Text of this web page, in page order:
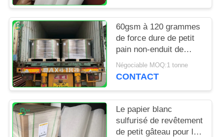
60gsm à 120 grammes
de force dure de petit
pain non-enduit de
papier d'emballage
blanchi pour le sac
Négociable MOQ:1 tonne
CONTACT
Le papier blanc
sulfurisé de revêtement
de petit gâteau pour la